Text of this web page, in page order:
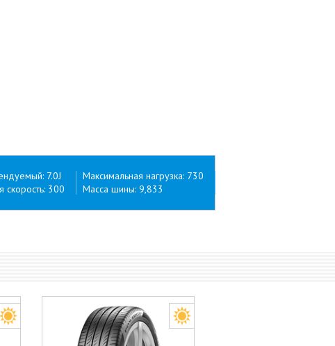
7.0J
скорость: 300
Максимальная нагрузка: 730
Масса шины: 9,833